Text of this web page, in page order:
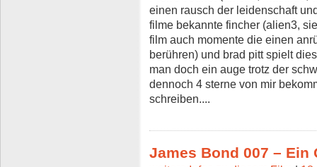
einen rausch der leidenschaft
filme bekannte fincher (alien3,
film auch momente die einen
berühren) und brad pitt spielt
man doch ein auge trotz der
dennoch 4 sterne von mir
schreiben....
James Bond 007 – Ein